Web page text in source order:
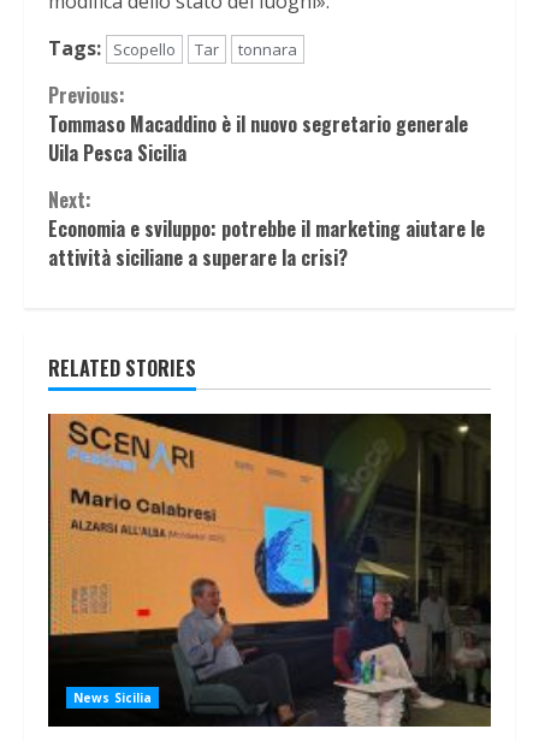
Tags:
Scopello Tar tonnara
Continue
Reading
Previous:
Tommaso Macaddino è il nuovo segretario generale
Uila Pesca Sicilia
Next:
Economia e sviluppo: potrebbe il marketing aiutare le
attività siciliane a superare la crisi?
RELATED STORIES
News Sicilia